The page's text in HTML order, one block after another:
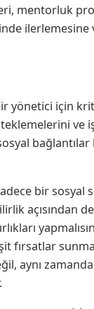
mentorluk
yönetici için
ve
bağlantılar
bir sosyal
açısından
fırsatlar
aynı